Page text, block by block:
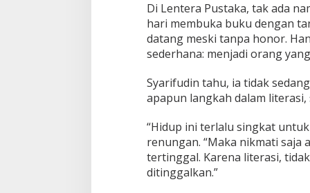
Di Lentera Pustaka, tak ada
hari membuka buku dengan
datang meski tanpa honor.
sederhana: menjadi orang
Syarifudin tahu, ia tidak
apapun langkah dalam
“Hidup ini terlalu singkat
renungan. “Maka nikmati saja
tertinggal. Karena literasi,
ditinggalkan.”